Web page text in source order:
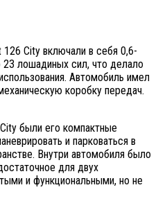
126 City включали в себя 0,6-
лошадиных сил, что делало
Автомобиль имел
коробку передач.
были его компактные
и парковаться в
Внутри автомобиля было
для двух
и функциональными, но не